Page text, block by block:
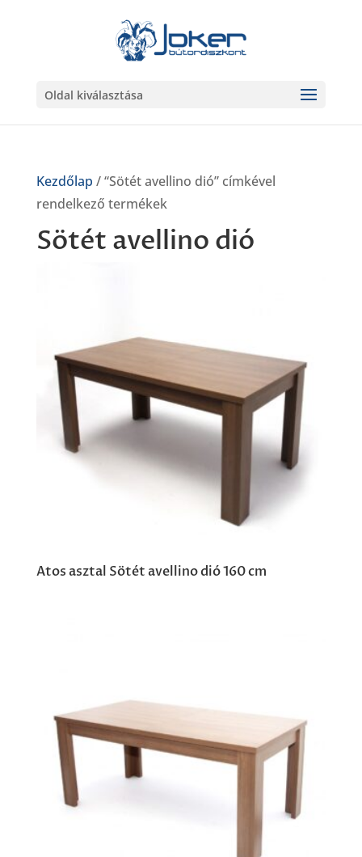
Oldal kiválasztása
Kezdőlap / “Sötét avellino dió” címkével
rendelkező termékek
Sötét avellino dió
Atos asztal Sötét avellino dió 160 cm